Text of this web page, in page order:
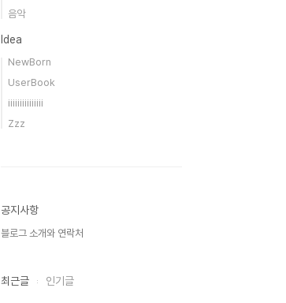
음악
Idea
NewBorn
UserBook
iiiiiiiiiiiiiii
Zzz
공지사항
블로그 소개와 연락처
최근글 인기글